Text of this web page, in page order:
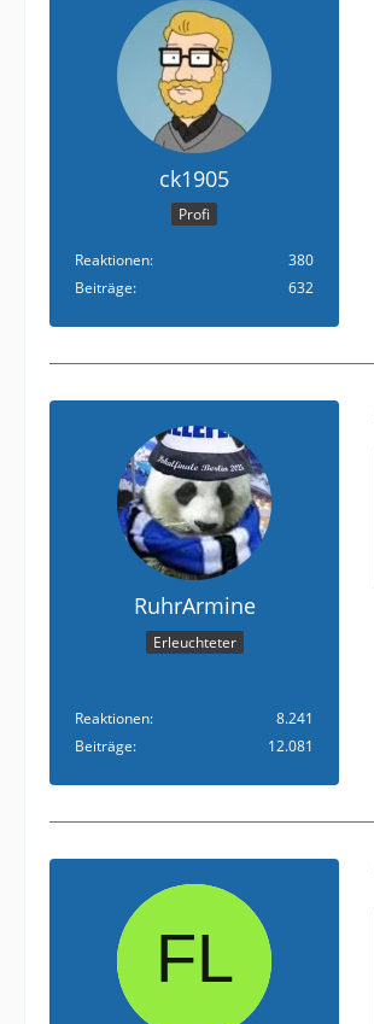
ck1905
Profi
Reaktionen
380
Beiträge
632
RuhrArmine
Erleuchteter
Reaktionen
8.241
Beiträge
12.081